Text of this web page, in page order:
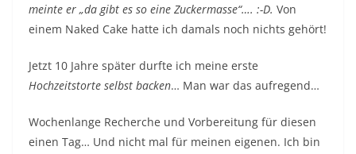
meinte er „da gibt es so eine Zuckermasse“…. :-D. Von
einem Naked Cake hatte ich damals noch nichts gehört!
Jetzt 10 Jahre später durfte ich meine erste
Hochzeitstorte selbst backen… Man war das aufregend…
Wochenlange Recherche und Vorbereitung für diesen
einen Tag… Und nicht mal für meinen eigenen. Ich bin